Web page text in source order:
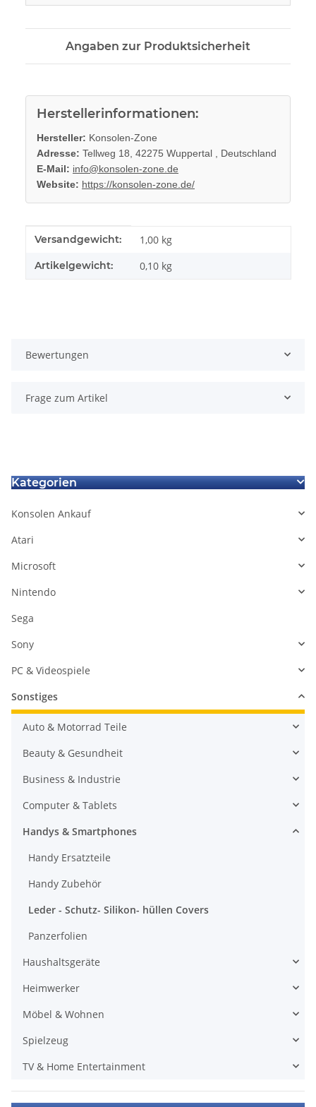
Angaben zur Produktsicherheit
Herstellerinformationen:
Hersteller: Konsolen-Zone
Adresse: Tellweg 18, 42275 Wuppertal , Deutschland
E-Mail: info@konsolen-zone.de
Website: https://konsolen-zone.de/
Produkteigenschaft
Wert
Versandgewicht: 1,00 kg
Artikelgewicht: 0,10 kg
Bewertungen
Frage zum Artikel
Kategorien
Konsolen Ankauf
Atari
Microsoft
Nintendo
Sega
Sony
PC & Videospiele
Sonstiges
Auto & Motorrad Teile
Beauty & Gesundheit
Business & Industrie
Computer & Tablets
Handys & Smartphones
Handy Ersatzteile
Handy Zubehör
Leder - Schutz- Silikon- hüllen Covers
Panzerfolien
Haushaltsgeräte
Heimwerker
Möbel & Wohnen
Spielzeug
TV & Home Entertainment